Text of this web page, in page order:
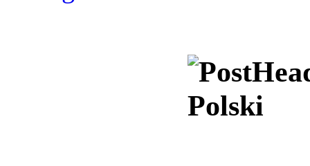
Polski